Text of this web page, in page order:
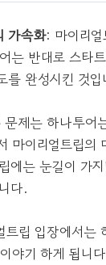
가속화: 마이리
는 반대로 스타
를 완성시킨 것입
제는 하나투어
마이리얼트립
에는 눈길이 가
다.
트립 입장에서
야기 하게 됩니